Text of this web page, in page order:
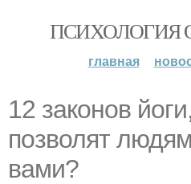
главная
12 законов
позволят
вами?